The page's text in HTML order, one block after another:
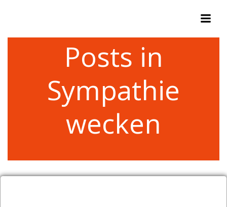
Posts in
Sympathie
wecken